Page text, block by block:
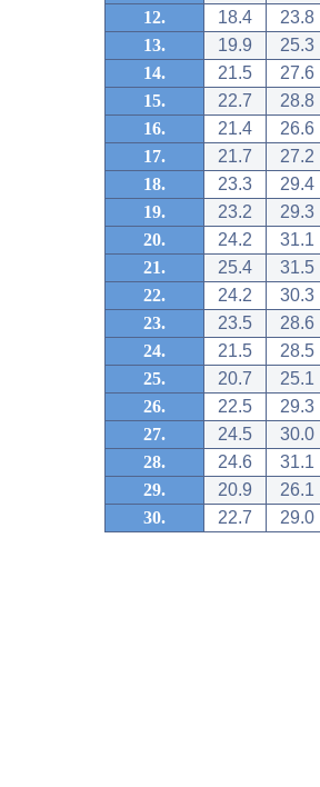
12.
18.4
23.8
13.
19.9
25.3
14.
21.5
27.6
15.
22.7
28.8
16.
21.4
26.6
17.
21.7
27.2
18.
23.3
29.4
19.
23.2
29.3
20.
24.2
31.1
21.
25.4
31.5
22.
24.2
30.3
23.
23.5
28.6
24.
21.5
28.5
25.
20.7
25.1
26.
22.5
29.3
27.
24.5
30.0
28.
24.6
31.1
29.
20.9
26.1
30.
22.7 29.0